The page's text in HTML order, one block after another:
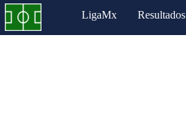
LigaMx Resultados